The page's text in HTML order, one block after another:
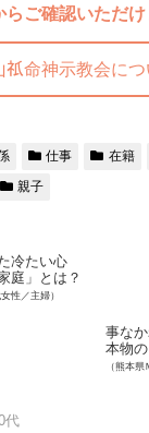
らご確認いただけ
命神示教会に
仕事 在籍
親子
冷たい心
庭」とは？
性／主婦）
事な
本物
（熊本県
代